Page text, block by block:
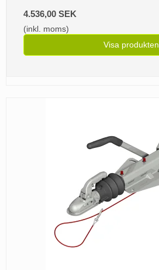
4.536,00 SEK
(inkl. moms)
Visa produkten